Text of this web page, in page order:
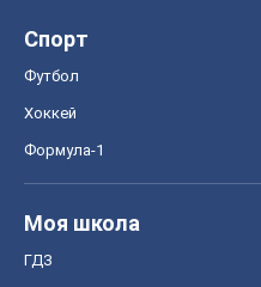
Спорт
Футбол
Хоккей
Формула-1
Моя школа
ГДЗ